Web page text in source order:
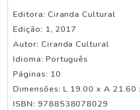
Editora: Ciranda Cultural
Edição: 1, 2017
Autor: Ciranda Cultural
Idioma: Português
Páginas: 10
Dimensões: L 19.00 x A 21.60
ISBN: 9788538078029